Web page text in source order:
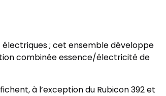
; cet ensemble développe
combinée essence/électricité de
à l’exception du Rubicon 392 et